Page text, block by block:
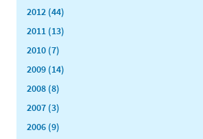
2012 (44)
2011 (13)
2010 (7)
2009 (14)
2008 (8)
2007 (3)
2006 (9)